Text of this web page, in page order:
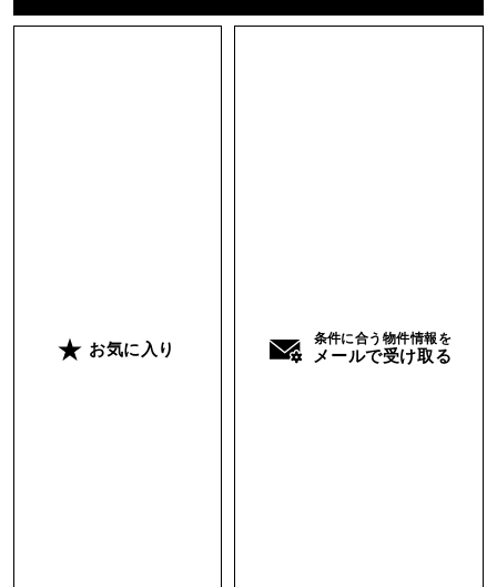
お気に入り
条件に合う物件情報を
メールで受け取る